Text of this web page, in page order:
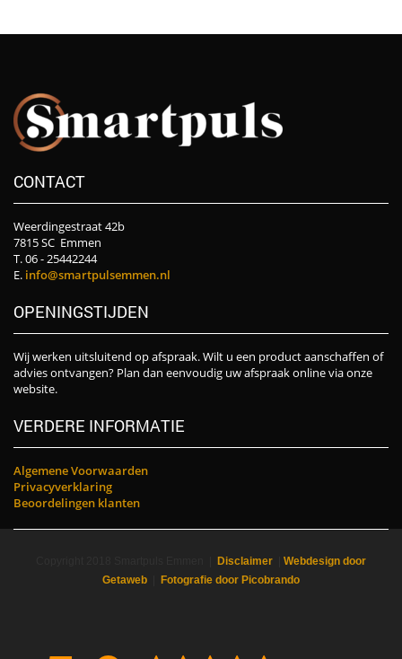
CONTACT
Weerdingestraat 42b
7815 SC Emmen
T. 06 - 25442244
E. info@smartpulsemmen.nl
OPENINGSTIJDEN
Wij werken uitsluitend op afspraak. Wilt u een product aanschaffen of
advies ontvangen? Plan dan eenvoudig uw afspraak online via onze
website.
VERDERE INFORMATIE
Algemene Voorwaarden
Privacyverklaring
Beoordelingen klanten
Disclaimer
Webdesign door
Getaweb
Fotografie door Picobrando